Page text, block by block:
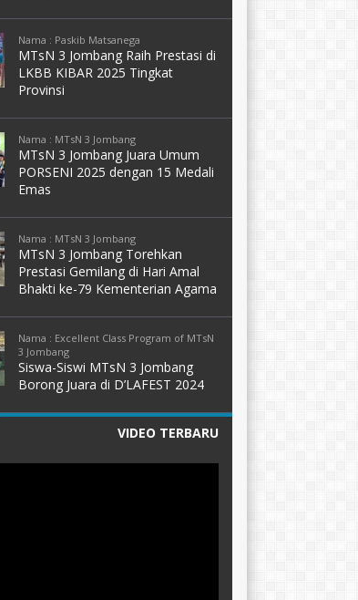
Nama : Paskib Matsanega
MTsN 3 Jombang Raih Prestasi di
LKBB KIBAR 2025 Tingkat
Provinsi
Nama : MTsN 3 Jombang
MTsN 3 Jombang Juara Umum
PORSENI 2025 dengan 15 Medali
Emas
Nama : MTsN 3 Jombang
MTsN 3 Jombang Torehkan
Prestasi Gemilang di Hari Amal
Bhakti ke-79 Kementerian Agama
Nama : Excellent Class Program of MTsN
3 Jombang
Siswa-Siswi MTsN 3 Jombang
Borong Juara di D’LAFEST 2024
VIDEO TERBARU